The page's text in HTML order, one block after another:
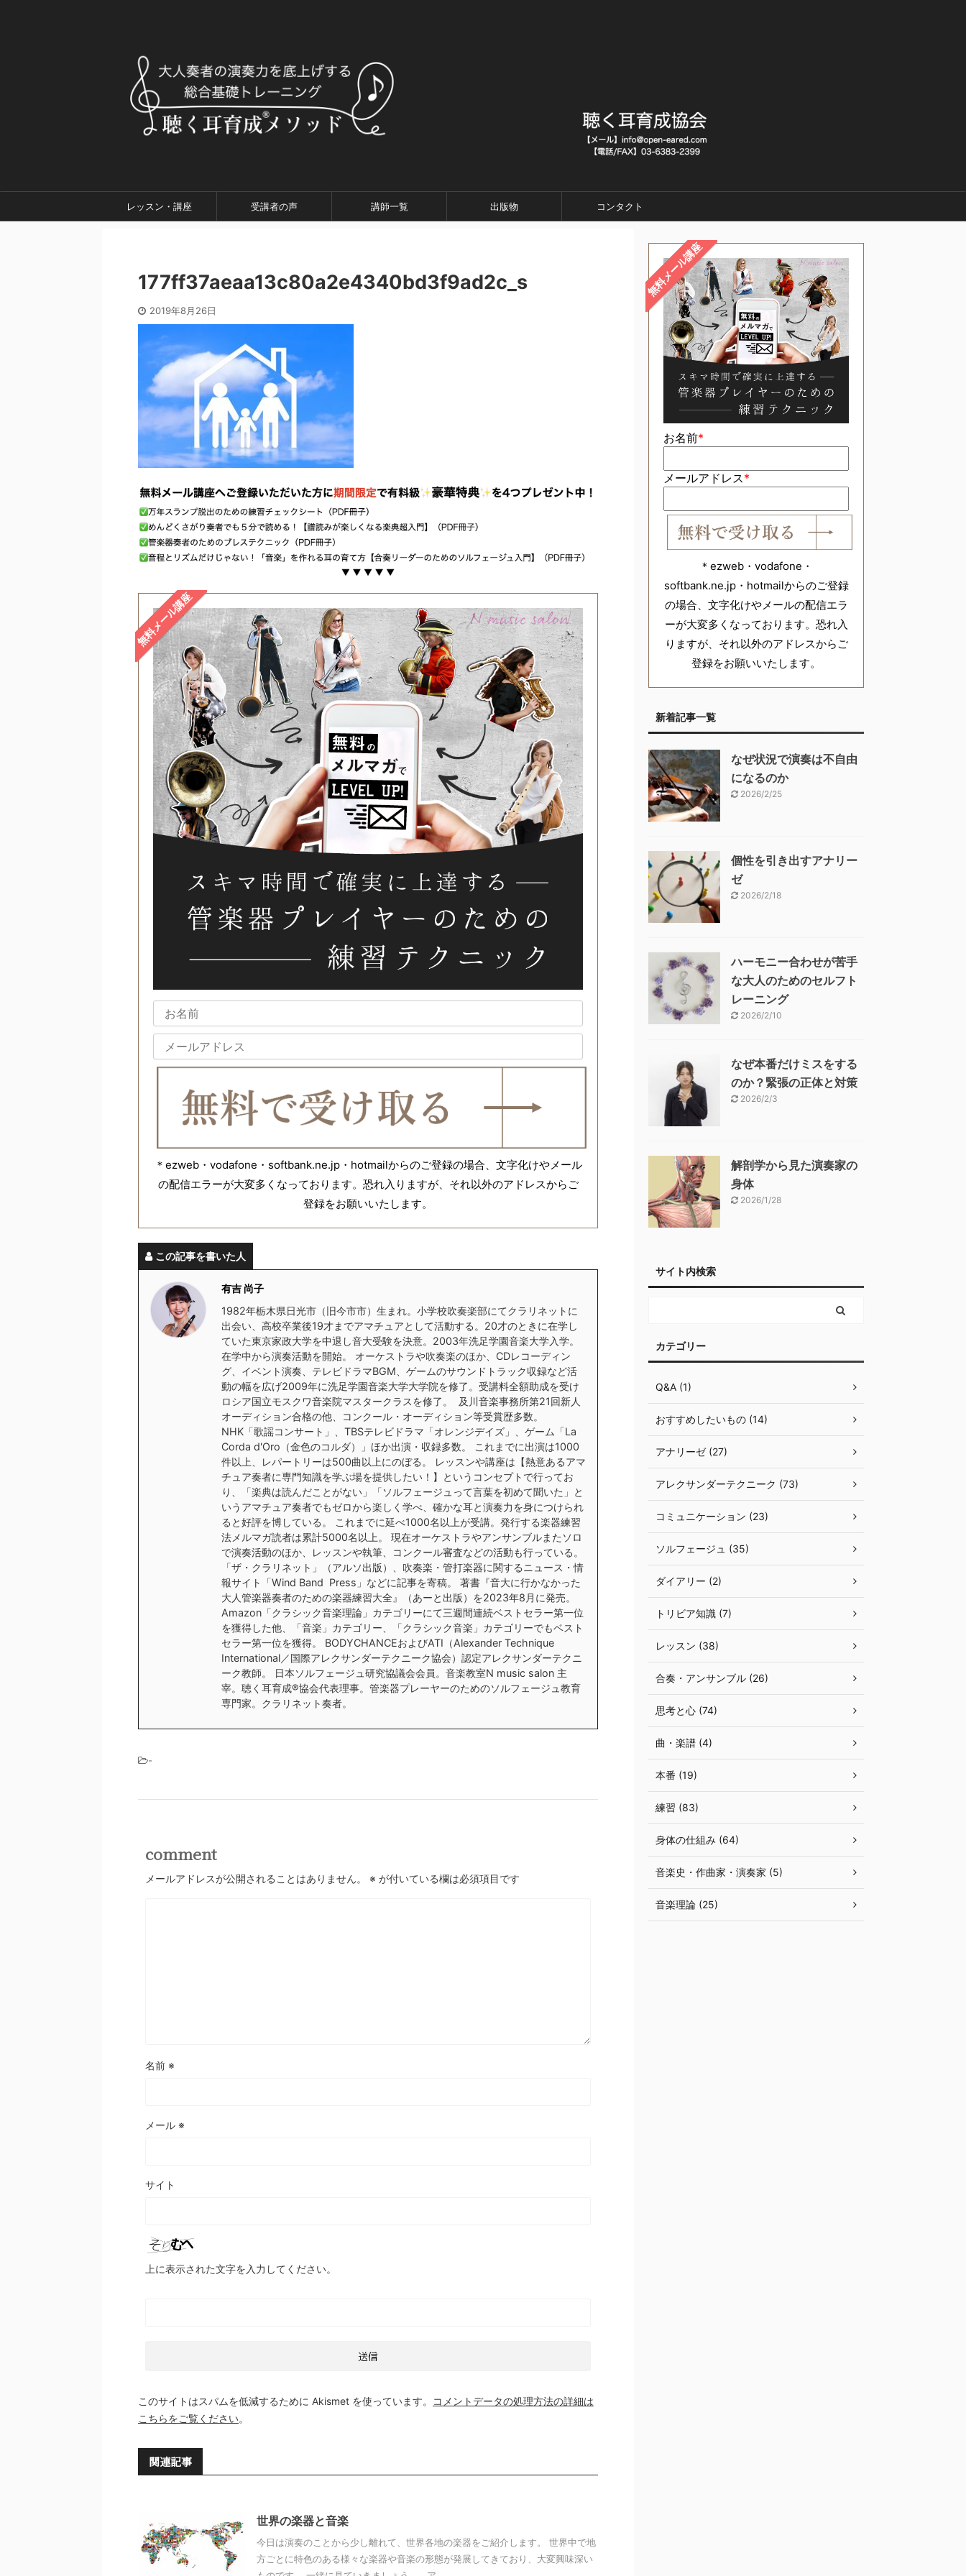
レッスン・講座 受講者の声 講師一覧 出版物 コンタクト
177ff37aeaa13c80a2e4340bd3f9ad2c_s
2019年8月26日
無料メール講座
＊ezweb・vodafone・softbank.ne.jp・hotmailからのご登録の場合、文字化けやメール
の配信エラーが大変多くなっております。恐れ入りますが、それ以外のアドレスからご
登録をお願いいたします。
この記事を書いた人
有吉 尚子
1982年栃木県日光市（旧今市市）生まれ。小学校吹奏楽部にてクラリネットに
出会い、高校卒業後19才までアマチュアとして活動する。20才のときに在学し
ていた東京家政大学を中退し音大受験を決意。2003年洗足学園音楽大学入学。
在学中から演奏活動を開始。 オーケストラや吹奏楽のほか、CDレコーディン
グ、イベント演奏、テレビドラマBGM、ゲームのサウンドトラック収録など活
動の幅を広げ2009年に洗足学園音楽大学大学院を修了。受講料全額助成を受け
ロシア国立モスクワ音楽院マスタークラスを修了。 及川音楽事務所第21回新人
オーディション合格の他、コンクール・オーディション等受賞歴多数。
NHK「歌謡コンサート」、TBSテレビドラマ「オレンジデイズ」、ゲーム「La
Corda d'Oro（金色のコルダ）」ほか出演・収録多数。 これまでに出演は1000
件以上、レパートリーは500曲以上にのぼる。 レッスンや講座は【熱意あるアマ
チュア奏者に専門知識を学ぶ場を提供したい！】というコンセプトで行ってお
り、「楽典は読んだことがない」「ソルフェージュって言葉を初めて聞いた」と
いうアマチュア奏者でもゼロから楽しく学べ、確かな耳と演奏力を身につけられ
ると好評を博している。 これまでに延べ1000名以上が受講。発行する楽器練習
法メルマガ読者は累計5000名以上。 現在オーケストラやアンサンブルまたソロ
で演奏活動のほか、レッスンや執筆、コンクール審査などの活動も行っている。
「ザ・クラリネット」（アルソ出版）、吹奏楽・管打楽器に関するニュース・情
報サイト「Wind Band Press」などに記事を寄稿。 著書『音大に行かなかった
大人管楽器奏者のための楽器練習大全』（あーと出版）を2023年8月に発売。
Amazon「クラシック音楽理論」カテゴリーにて三週間連続ベストセラー第一位
を獲得した他、「音楽」カテゴリー、「クラシック音楽」カテゴリーでもベスト
セラー第一位を獲得。 BODYCHANCEおよびATI（Alexander Technique
International／国際アレクサンダーテクニーク協会）認定アレクサンダーテクニ
ーク教師。 日本ソルフェージュ研究協議会会員。音楽教室N music salon 主
宰。聴く耳育成®︎協会代表理事。管楽器プレーヤーのためのソルフェージュ教育
専門家。クラリネット奏者。
-
comment
メールアドレスが公開されることはありません。 ※ が付いている欄は必須項目です
名前 ※
メール ※
サイト
上に表示された文字を入力してください。
このサイトはスパムを低減するために Akismet を使っています。
コメントデータの処理方法の詳細は
こちらをご覧ください。
関連記事
世界の楽器と音楽
今日は演奏のことから少し離れて、世界各地の楽器をご紹介します。 世界中で地
方ごとに特色のある様々な楽器や音楽の形態が発展してきており、大変興味深い
無料メール講座
お名前*
メールアドレス*
＊ezweb・vodafone・
softbank.ne.jp・hotmailからのご登録
の場合、文字化けやメールの配信エラ
ーが大変多くなっております。恐れ入
りますが、それ以外のアドレスからご
登録をお願いいたします。
新着記事一覧
なぜ状況で演奏は不自由
になるのか
2026/2/25
個性を引き出すアナリー
ゼ
2026/2/18
ハーモニー合わせが苦手
な大人のためのセルフト
レーニング
2026/2/10
なぜ本番だけミスをする
のか？緊張の正体と対策
2026/2/3
解剖学から見た演奏家の
身体
2026/1/28
サイト内検索
カテゴリー
Q&A (1)
おすすめしたいもの (14)
アナリーゼ (27)
アレクサンダーテクニーク (73)
コミュニケーション (23)
ソルフェージュ (35)
ダイアリー (2)
トリビア知識 (7)
レッスン (38)
合奏・アンサンブル (26)
思考と心 (74)
曲・楽譜 (4)
本番 (19)
練習 (83)
身体の仕組み (64)
音楽史・作曲家・演奏家 (5)
音楽理論 (25)